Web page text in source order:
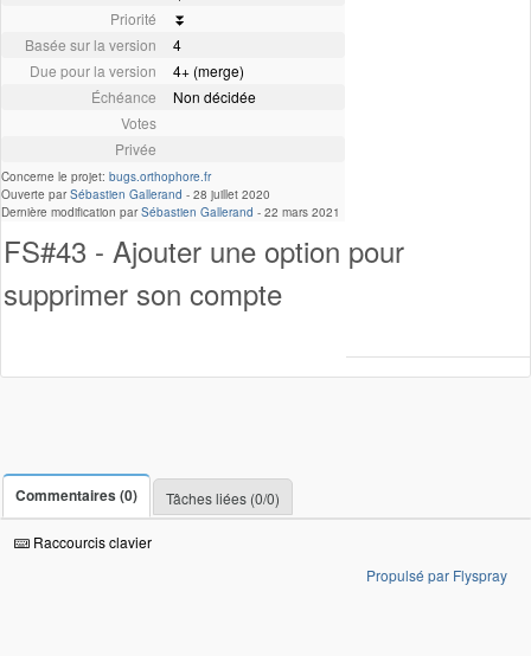
Priorité
⏬
Basée sur la version
4
Due pour la version
4+ (merge)
Échéance
Non décidée
Votes
Privée
Concerne le projet: bugs.orthophore.fr
Ouverte parSébastien Gallerand - 28 juillet 2020
Dernière modification parSébastien Gallerand - 22 mars 2021
FS#43 - Ajouter une option pour
supprimer son compte
Commentaires (0) Tâches liées (0/0)
Raccourcis clavier
Propulsé par Flyspray